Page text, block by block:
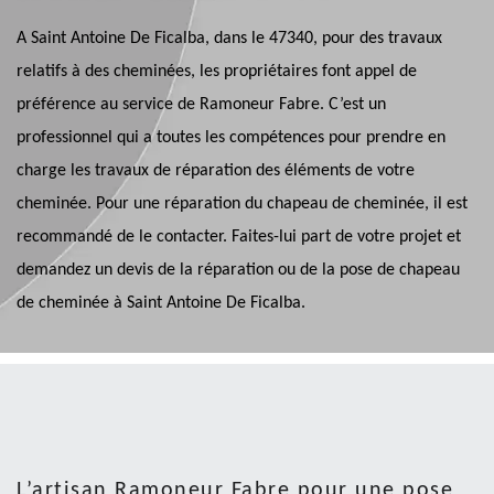
A Saint Antoine De Ficalba, dans le 47340, pour des travaux
relatifs à des cheminées, les propriétaires font appel de
préférence au service de Ramoneur Fabre. C’est un
professionnel qui a toutes les compétences pour prendre en
charge les travaux de réparation des éléments de votre
cheminée. Pour une réparation du chapeau de cheminée, il est
recommandé de le contacter. Faites-lui part de votre projet et
demandez un devis de la réparation ou de la pose de chapeau
de cheminée à Saint Antoine De Ficalba.